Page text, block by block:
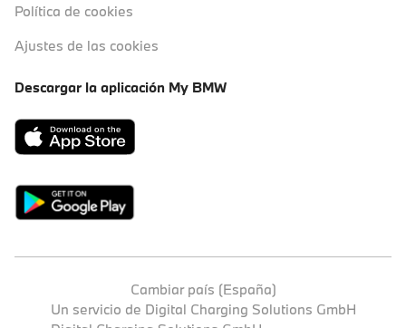
Política de cookies
Ajustes de las cookies
Descargar la aplicación My BMW
Cambiar país (España)
Un servicio de Digital Charging Solutions GmbH